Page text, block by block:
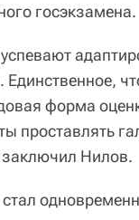
госэкзамена.
Единственное,
форма
проставлять
Нилов.